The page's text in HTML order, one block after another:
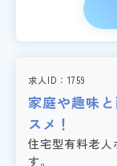
求人ID 1759
家庭や趣味
スメ！
住宅型有料老人
す。